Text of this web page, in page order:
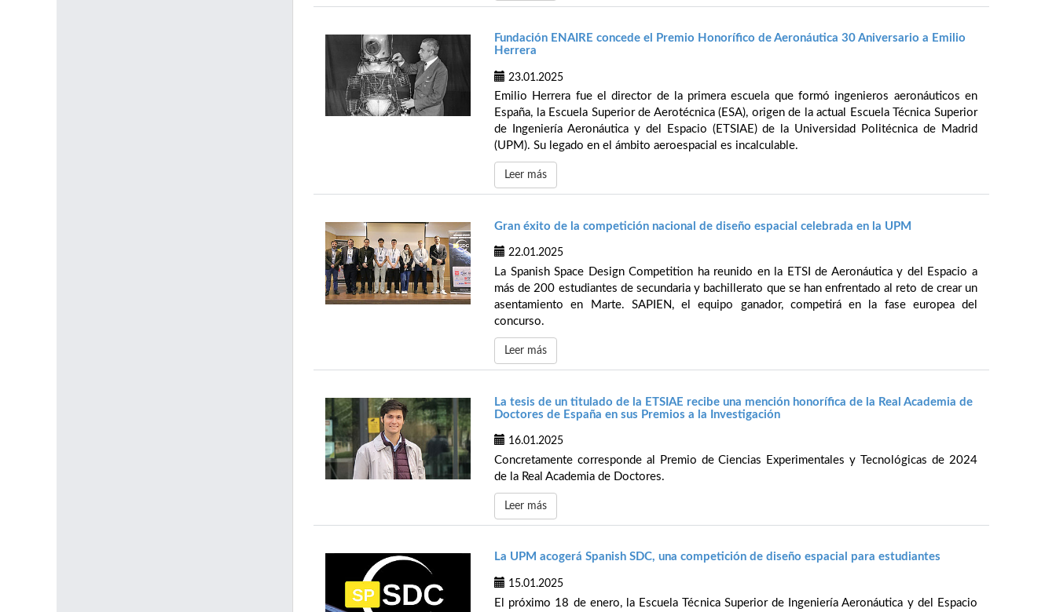
Fundación ENAIRE concede el Premio Honorífico de Aeronáutica 30 Aniversario a Emilio
Herrera
23.01.2025
Emilio Herrera fue el director de la primera escuela que formó ingenieros aeronáuticos en
España, la Escuela Superior de Aerotécnica (ESA), origen de la actual Escuela Técnica Superior
de Ingeniería Aeronáutica y del Espacio (ETSIAE) de la Universidad Politécnica de Madrid
(UPM). Su legado en el ámbito aeroespacial es incalculable.
Leer más
Gran éxito de la competición nacional de diseño espacial celebrada en la UPM
22.01.2025
La Spanish Space Design Competition ha reunido en la ETSI de Aeronáutica y del Espacio a
más de 200 estudiantes de secundaria y bachillerato que se han enfrentado al reto de crear un
asentamiento en Marte. SAPIEN, el equipo ganador, competirá en la fase europea del
concurso.
Leer más
La tesis de un titulado de la ETSIAE recibe una mención honorífica de la Real Academia de
Doctores de España en sus Premios a la Investigación
16.01.2025
Concretamente corresponde al Premio de Ciencias Experimentales y Tecnológicas de 2024
de la Real Academia de Doctores.
Leer más
La UPM acogerá Spanish SDC, una competición de diseño espacial para estudiantes
15.01.2025
El próximo 18 de enero, la Escuela Técnica Superior de Ingeniería Aeronáutica y del Espacio